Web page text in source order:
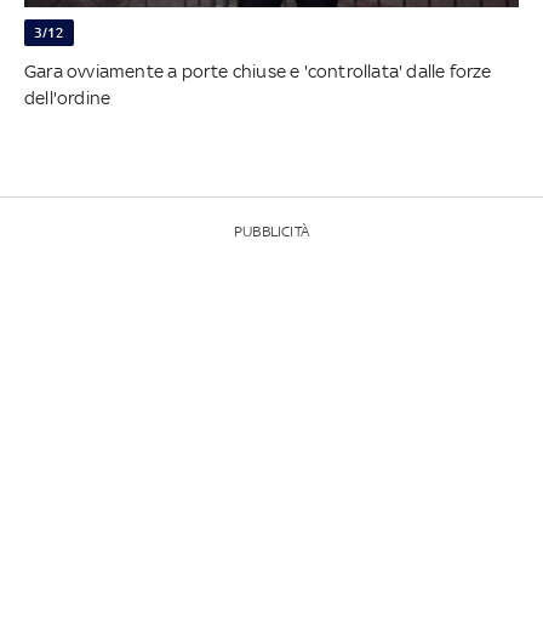
3/12
Gara ovviamente a porte chiuse e 'controllata' dalle forze
dell'ordine
PUBBLICITÀ